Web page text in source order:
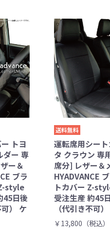
トヨ
ダー 専
ー＆
ブラ
style
45日後
） ケ
送料無料
運転席用シー
タ クラウン 専
席分] レザー＆
HYADVANCE
トカバー Z-
受注生産 約45
（代引き不可
￥13,800（税込）